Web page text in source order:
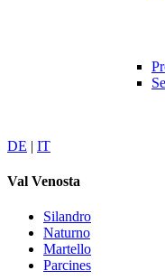
DE | IT
Val Venosta
Silandro
Naturno
Martello
Parcines